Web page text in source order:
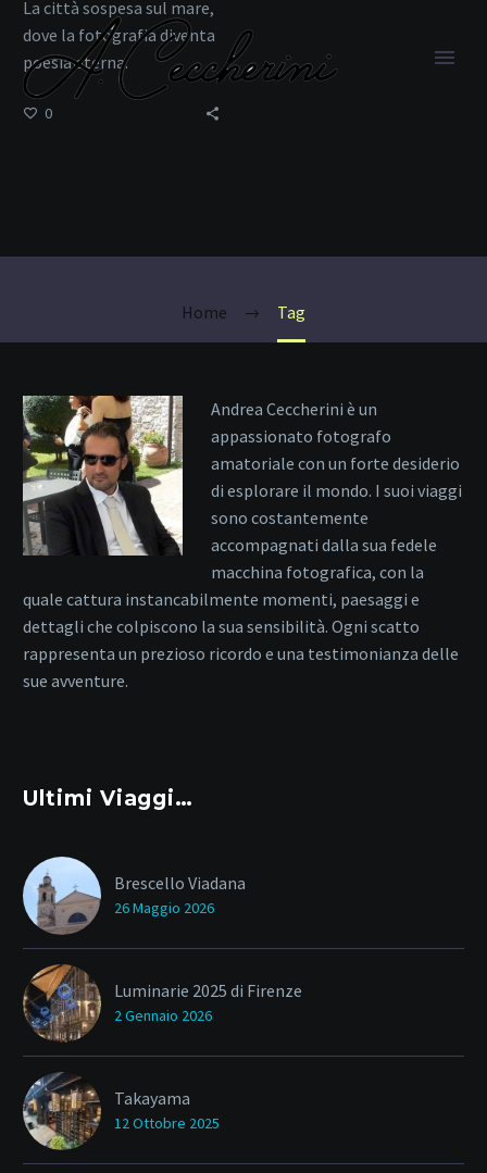
Home Tag
La città sospesa sul mare,
dove la fotografia diventa
poesia eterna.
0
Andrea Ceccherini è un
appassionato fotografo
amatoriale con un forte desiderio
di esplorare il mondo. I suoi viaggi
sono costantemente
accompagnati dalla sua fedele
macchina fotografica, con la
quale cattura instancabilmente momenti, paesaggi e
dettagli che colpiscono la sua sensibilità. Ogni scatto
rappresenta un prezioso ricordo e una testimonianza delle
sue avventure.
Ultimi Viaggi…
Brescello Viadana
26 Maggio 2026
Luminarie 2025 di Firenze
2 Gennaio 2026
Takayama
12 Ottobre 2025